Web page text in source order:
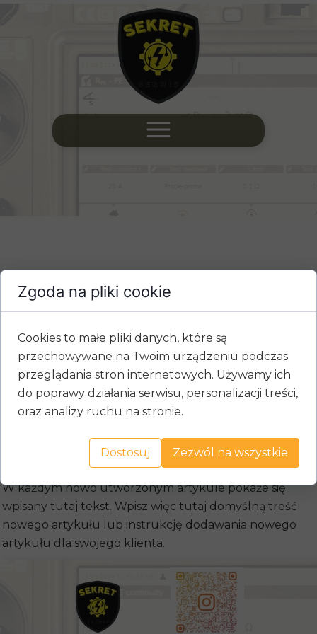
22 lutego 2024
Domyślny tytuł artykułu
Domyślna treść artykułu.
W każdym nowo utworzonym artykule pokaże się
wpisany tutaj tekst. Wpisz więc tutaj domyślną treść
nowego artykułu lub instrukcję dodawania nowego
artykułu dla swojego klienta.
Zgoda na pliki cookie
Cookies to małe pliki danych, które są
przechowywane na Twoim urządzeniu podczas
przeglądania stron internetowych. Używamy ich
do poprawy działania serwisu, personalizacji treści,
oraz analizy ruchu na stronie.
Dostosuj Zezwól na wszystkie